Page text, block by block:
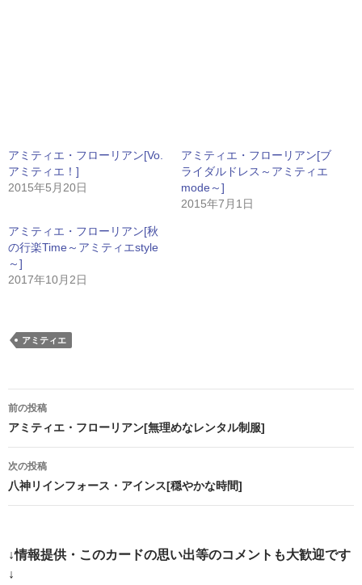
アミティエ・フローリアン[Vo.
アミティエ！]
2015年5月20日
アミティエ・フローリアン[ブ
ライダルドレス～アミティエ
mode～]
2015年7月1日
アミティエ・フローリアン[秋
の行楽Time～アミティエstyle
～]
2017年10月2日
アミティエ
投
稿
ナ
ビ
ー
シ
前の投稿
アミティエ・フローリアン[無理めなレンタル制服]
次の投稿
八神リインフォース・アインス[穏やかな時間]
↓情報提供・このカードの思い出等のコメントも大歓迎です
↓